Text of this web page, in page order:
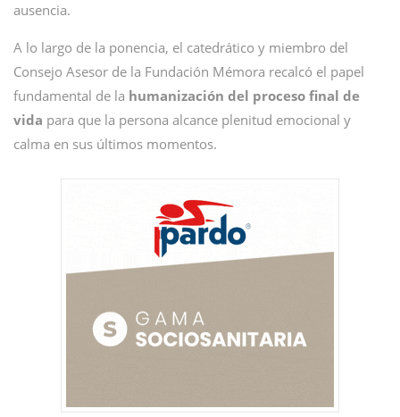
ausencia.
A lo largo de la ponencia, el catedrático y miembro del
Consejo Asesor de la Fundación Mémora recalcó el papel
fundamental de la humanización del proceso final de
vida para que la persona alcance plenitud emocional y
calma en sus últimos momentos.